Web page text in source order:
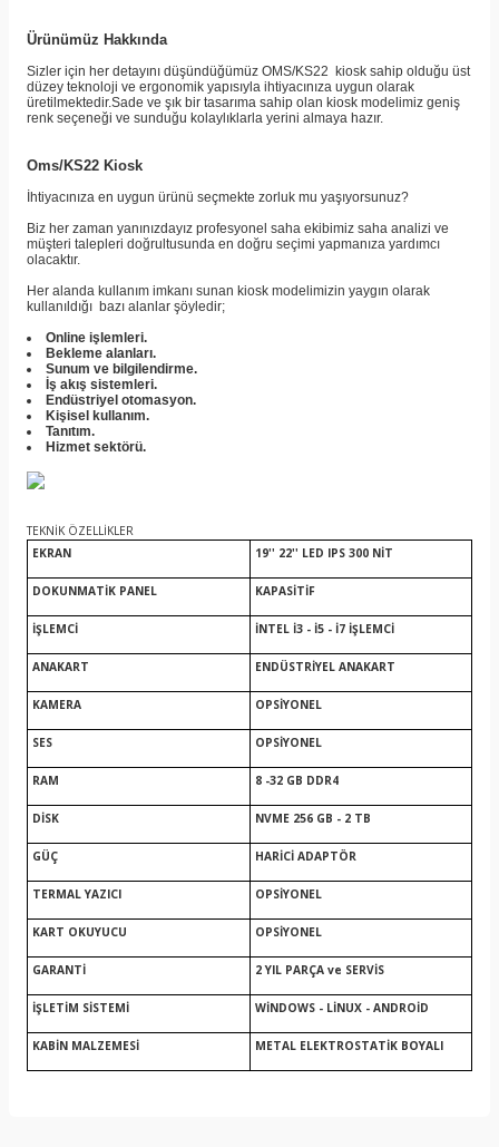
Ürünümüz Hakkında
Sizler için her detayını düşündüğümüz OMS/KS22 kiosk sahip olduğu üst
düzey teknoloji ve ergonomik yapısıyla ihtiyacınıza uygun olarak
üretilmektedir.Sade ve şık bir tasarıma sahip olan kiosk modelimiz geniş
renk seçeneği ve sunduğu kolaylıklarla yerini almaya hazır.
Oms/KS22 Kiosk
İhtiyacınıza en uygun ürünü seçmekte zorluk mu yaşıyorsunuz?
Biz her zaman yanınızdayız profesyonel saha ekibimiz saha analizi ve
müşteri talepleri doğrultusunda en doğru seçimi yapmanıza yardımcı
olacaktır.
Her alanda kullanım imkanı sunan kiosk modelimizin yaygın olarak
kullanıldığı bazı alanlar şöyledir;
Online işlemleri.
Bekleme alanları.
Sunum ve bilgilendirme.
İş akış sistemleri.
Endüstriyel otomasyon.
Kişisel kullanım.
Tanıtım.
Hizmet sektörü.
TEKNİK ÖZELLİKLER
EKRAN
19'' 22'' LED IPS 300 NİT
DOKUNMATİK PANEL KAPASİTİF
İŞLEMCİ İNTEL İ3 - İ5 - İ7 İŞLEMCİ
ANAKART ENDÜSTRİYEL ANAKART
KAMERA OPSİYONEL
SES OPSİYONEL
RAM 8 -32 GB DDR4
DİSK NVME 256 GB - 2 TB
GÜÇ HARİCİ ADAPTÖR
TERMAL YAZICI OPSİYONEL
KART OKUYUCU OPSİYONEL
GARANTİ 2 YIL PARÇA ve SERVİS
İŞLETİM SİSTEMİ WİNDOWS - LİNUX - ANDROİD
KABİN MALZEMESİ METAL ELEKTROSTATİK BOYALI